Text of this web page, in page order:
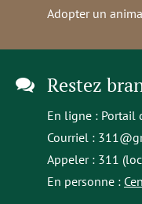
Adopter un
Restez
En ligne : Portail
Courriel :
Appeler : 311
En personne :